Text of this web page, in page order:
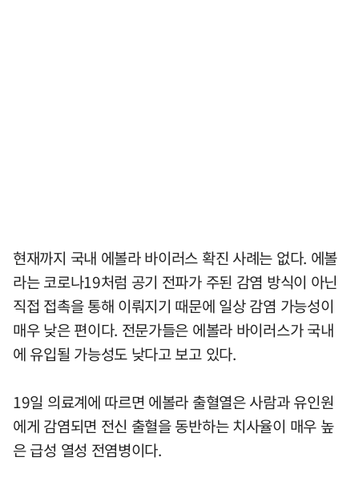
현재까지 국내 에볼라 바이러스 확진 사례는 없다. 에볼
라는 코로나19처럼 공기 전파가 주된 감염 방식이 아닌
직접 접촉을 통해 이뤄지기 때문에 일상 감염 가능성이
매우 낮은 편이다. 전문가들은 에볼라 바이러스가 국내
에 유입될 가능성도 낮다고 보고 있다.
19일 의료계에 따르면 에볼라 출혈열은 사람과 유인원
에게 감염되면 전신 출혈을 동반하는 치사율이 매우 높
은 급성 열성 전염병이다.